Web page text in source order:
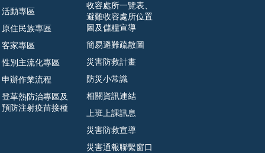
活動專區
原住民族專區
客家專區
性別主流化專區
申辦作業流程
登革熱防治專區及
預防注射疫苗接種
收容處所一覽表、
避難收容處所位置
圖及儲糧宣導
簡易避難疏散圖
災害防救計畫
防災小常識
相關資訊連結
上班上課訊息
災害防救宣導
災害通報聯繫窗口